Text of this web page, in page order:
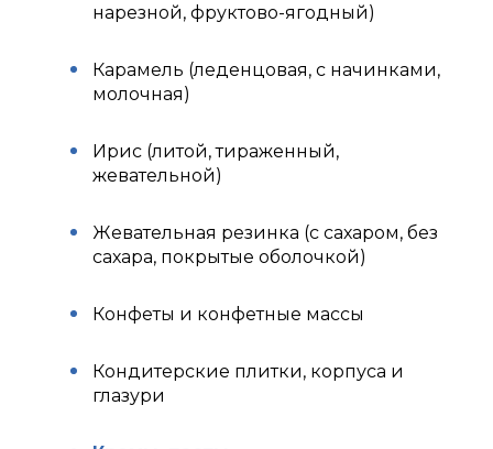
нарезной, фруктово-ягодный)
Карамель (леденцовая, с начинками,
молочная)
Ирис (литой, тираженный,
жевательной)
Жевательная резинка (с сахаром, без
сахара, покрытые оболочкой)
Конфеты и конфетные массы
Кондитерские плитки, корпуса и
глазури